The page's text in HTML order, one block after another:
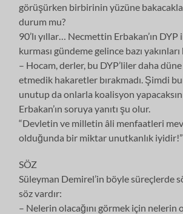
görüşürken birbirinin yüzüne
durum mu?
90’lı yıllar… Necmettin Erbakan’ın
kurması gündeme gelince bazı
– Hocam, derler, bu DYP’liler daha
etmedik hakaretler bırakmadı. Şimdi
unutup da onlarla koalisyon
Erbakan’ın soruya yanıtı şu olur.
“Devletin ve milletin âli menfaatleri
olduğunda bir miktar unutkanlık iyidir!”
SÖZ
Süleyman Demirel’in böyle süreçlerde
söz vardır:
– Nelerin olacağını görmek için nelerin